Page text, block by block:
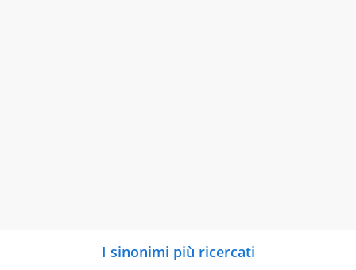
I sinonimi più ricercati